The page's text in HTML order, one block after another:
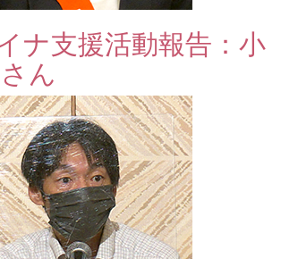
ナ支援活動報告：小
ん